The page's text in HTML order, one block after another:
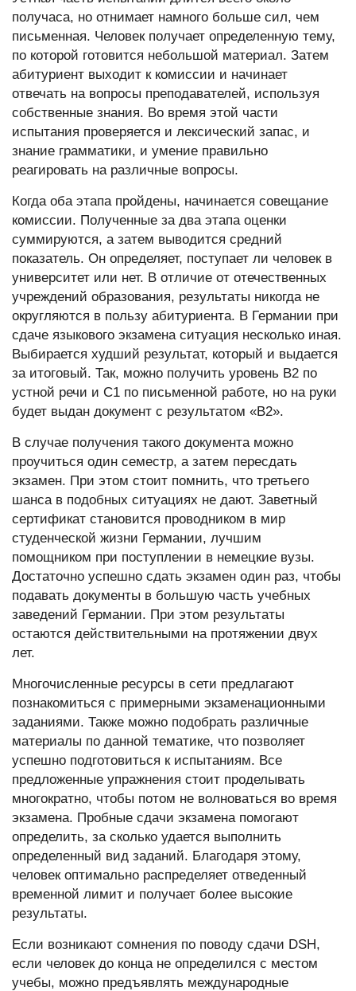
получаса, но отнимает намного больше сил, чем
письменная. Человек получает определенную тему,
по которой готовится небольшой материал. Затем
абитуриент выходит к комиссии и начинает
отвечать на вопросы преподавателей, используя
собственные знания. Во время этой части
испытания проверяется и лексический запас, и
знание грамматики, и умение правильно
реагировать на различные вопросы.
Когда оба этапа пройдены, начинается совещание
комиссии. Полученные за два этапа оценки
суммируются, а затем выводится средний
показатель. Он определяет, поступает ли человек в
университет или нет. В отличие от отечественных
учреждений образования, результаты никогда не
округляются в пользу абитуриента. В Германии при
сдаче языкового экзамена ситуация несколько иная.
Выбирается худший результат, который и выдается
за итоговый. Так, можно получить уровень B2 по
устной речи и C1 по письменной работе, но на руки
будет выдан документ с результатом «B2».
В случае получения такого документа можно
проучиться один семестр, а затем пересдать
экзамен. При этом стоит помнить, что третьего
шанса в подобных ситуациях не дают. Заветный
сертификат становится проводником в мир
студенческой жизни Германии, лучшим
помощником при поступлении в немецкие вузы.
Достаточно успешно сдать экзамен один раз, чтобы
подавать документы в большую часть учебных
заведений Германии. При этом результаты
остаются действительными на протяжении двух
лет.
Многочисленные ресурсы в сети предлагают
познакомиться с примерными экзаменационными
заданиями. Также можно подобрать различные
материалы по данной тематике, что позволяет
успешно подготовиться к испытаниям. Все
предложенные упражнения стоит проделывать
многократно, чтобы потом не волноваться во время
экзамена. Пробные сдачи экзамена помогают
определить, за сколько удается выполнить
определенный вид заданий. Благодаря этому,
человек оптимально распределяет отведенный
временной лимит и получает более высокие
результаты.
Если возникают сомнения по поводу сдачи DSH,
если человек до конца не определился с местом
учебы, можно предъявлять международные